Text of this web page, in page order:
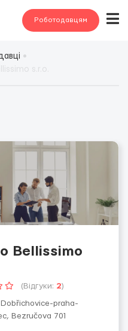
Роботодавцям
Bellissimo
(Відгуки: 2)
Dobřichovice-praha-
Bezručova 701